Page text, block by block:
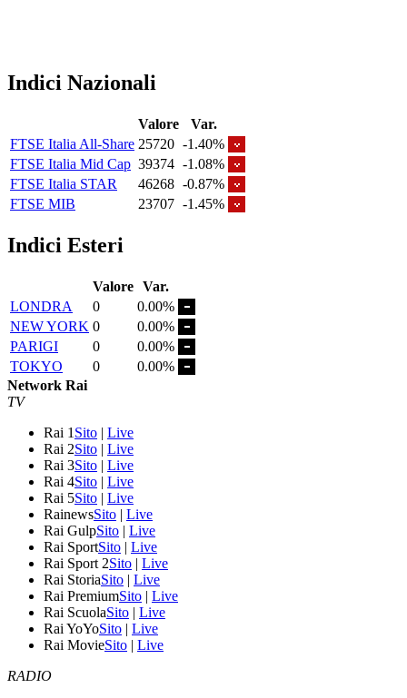
Indici Nazionali
Valore
Var.
FTSE Italia All-Share 25720 -1.40%
FTSE Italia Mid Cap 39374 -1.08%
FTSE Italia STAR
46268 -0.87%
FTSE MIB
23707 -1.45%
Indici Esteri
Valore Var.
LONDRA
0
0.00%
NEW YORK 0
0.00%
PARIGI
0
0.00%
TOKYO
0
0.00%
Network Rai
TV
Rai 1 Sito | Live
Rai 2Sito | Live
Rai 3Sito | Live
Rai 4Sito | Live
Rai 5Sito | Live
RainewsSito | Live
Rai GulpSito | Live
Rai SportSito | Live
Rai Sport 2Sito | Live
Rai StoriaSito | Live
Rai PremiumSito | Live
Rai ScuolaSito | Live
Rai YoYoSito | Live
Rai MovieSito | Live
RADIO